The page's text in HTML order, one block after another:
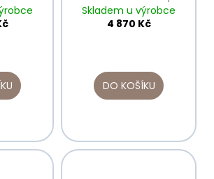
522000
Skladem u výrobce
4 870 Kč
DO KOŠÍKU